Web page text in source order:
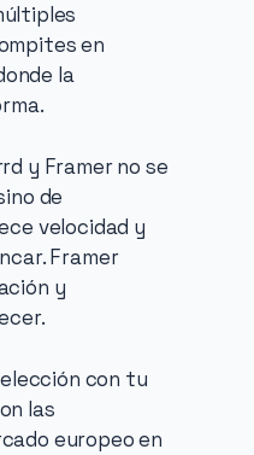
en
la
y Framer no se
de
velocidad y
Framer
y
con tu
las
europeo en